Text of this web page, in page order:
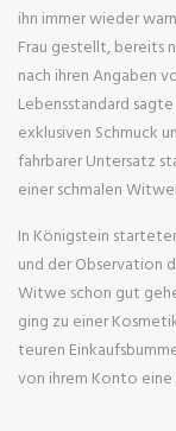
ihn immer wieder
Frau gestellt, bereits
nach ihren Angaben
Lebensstandard
exklusiven Schmuck
fahrbarer Untersatz
einer schmalen
In Königstein
und der Observation
Witwe schon gut
ging zu einer
teuren
von ihrem Konto